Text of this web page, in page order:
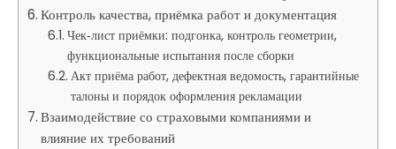
Контроль качества, приёмка работ и документация
Чек‑лист приёмки: подгонка, контроль геометрии,
функциональные испытания после сборки
Акт приёма работ, дефектная ведомость, гарантийные
талоны и порядок оформления рекламации
Взаимодействие со страховыми компаниями и
влияние их требований